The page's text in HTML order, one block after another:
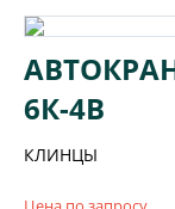
6К-4В
КЛИНЦЫ